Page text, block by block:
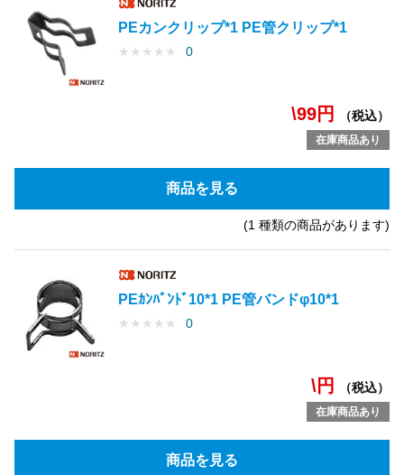
PEカンクリップ*1 PE管クリップ*1
★ ★ ★ ★ ★ 0
\99円 （税込）
在庫商品あり
商品を見る
(1 種類の商品があります)
PEｶﾝﾊﾞﾝﾄﾞ10*1 PE管バンドφ10*1
★ ★ ★ ★ ★ 0
\円 （税込）
在庫商品あり
商品を見る